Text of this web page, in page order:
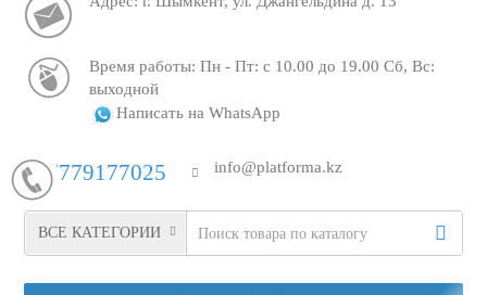
Время работы: Пн - Пт: с 10.00 до 19.00 Сб, Вс:
выходной
Написать на WhatsApp
+77779177025 info@platforma.kz
ВСЕ КАТЕГОРИИ